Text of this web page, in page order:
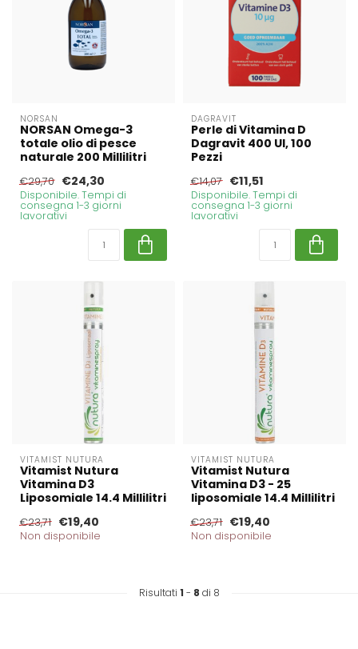
NORSAN
NORSAN Omega-3
totale olio di pesce
naturale 200 Millilitri
€29,70 €24,30
Disponibile. Tempi di
consegna 1-3 giorni
lavorativi
DAGRAVIT
Perle di Vitamina D
Dagravit 400 UI, 100
Pezzi
€14,07 €11,51
Disponibile. Tempi di
consegna 1-3 giorni
lavorativi
VITAMIST NUTURA
Vitamist Nutura
Vitamina D3
Liposomiale 14.4 Millilitri
€23,71 €19,40
Non disponibile
VITAMIST NUTURA
Vitamist Nutura
Vitamina D3 - 25
liposomiale 14.4 Millilitri
€23,71 €19,40
Non disponibile
Risultati 1 - 8 di 8